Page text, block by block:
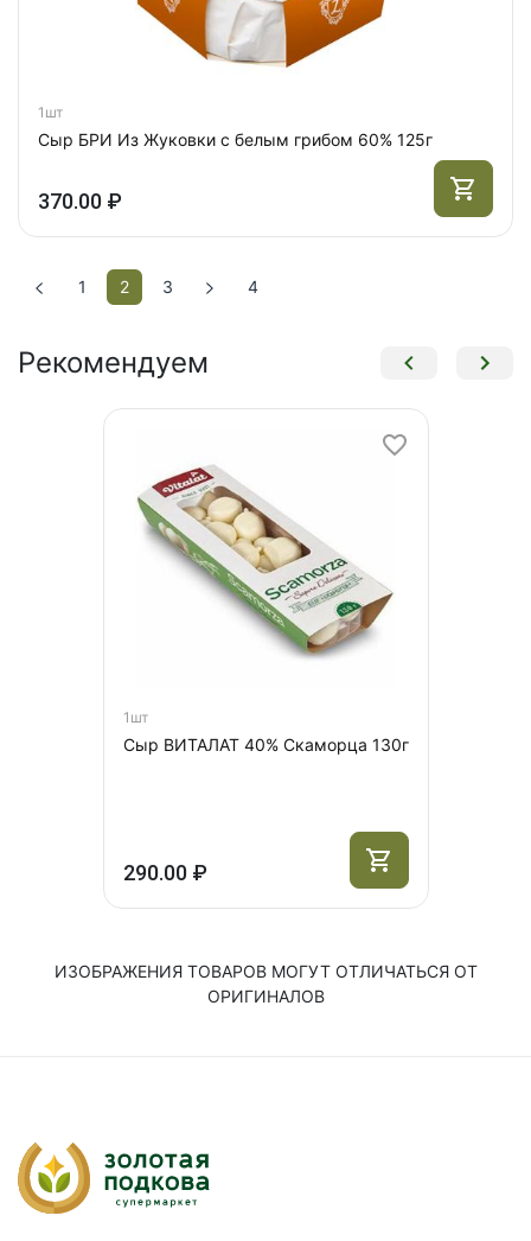
1шт
Сыр БРИ Из Жуковки с белым грибом 60% 125г
370.00 ₽
1 2 3 4
Рекомендуем
1шт
Сыр ВИТАЛАТ 40% Скаморца 130г
290.00 ₽
ИЗОБРАЖЕНИЯ ТОВАРОВ МОГУТ ОТЛИЧАТЬСЯ ОТ
ОРИГИНАЛОВ